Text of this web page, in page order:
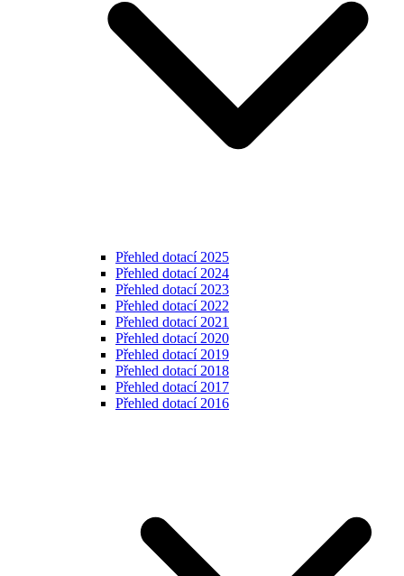
Přehled dotací 2025
Přehled dotací 2024
Přehled dotací 2023
Přehled dotací 2022
Přehled dotací 2021
Přehled dotací 2020
Přehled dotací 2019
Přehled dotací 2018
Přehled dotací 2017
Přehled dotací 2016